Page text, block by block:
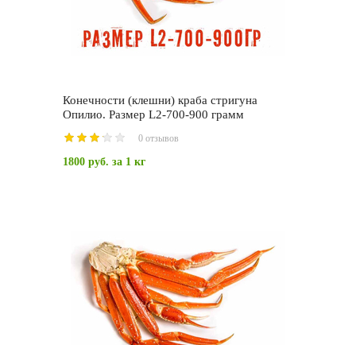
Конечности (клешни) краба стригуна
Опилио. Размер L2-700-900 грамм
0 отзывов
1800 руб. за 1 кг